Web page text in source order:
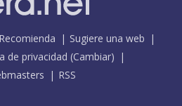
Recomienda
Sugiere una web
de privacidad (Cambiar)
RSS